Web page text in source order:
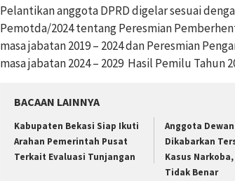
Pelantikan anggota DPRD digelar sesuai
Pemotda/2024 tentang Peresmian
masa jabatan 2019 – 2024 dan Peresmian
masa jabatan 2024 – 2029 Hasil Pemilu Tahun
BACAAN LAINNYA
Kabupaten Bekasi Siap Ikuti
Arahan Pemerintah Pusat
Terkait Evaluasi Tunjangan
Anggota
Dikabarkan
Kasus
Tidak Benar